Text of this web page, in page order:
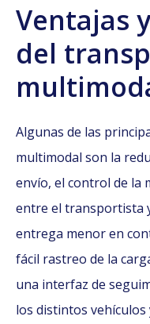
Ventajas
del
Algunas de las
multimodal son la
envío, el control de la
entre el transportista
entrega menor en
fácil rastreo de la
una interfaz de
los distintos vehículos